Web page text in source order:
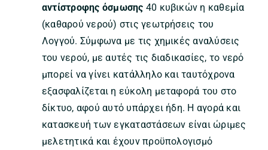
αντίστροφης όσμωσης 40 κυβικών η καθεμία
(καθαρού νερού) στις γεωτρήσεις του
Λογγού. Σύμφωνα με τις χημικές αναλύσεις
του νερού, με αυτές τις διαδικασίες, το νερό
μπορεί να γίνει κατάλληλο και ταυτόχρονα
εξασφαλίζεται η εύκολη μεταφορά του στο
δίκτυο, αφού αυτό υπάρχει ήδη. Η αγορά και
κατασκευή των εγκαταστάσεων είναι ώριμες
μελετητικά και έχουν προϋπολογισμό